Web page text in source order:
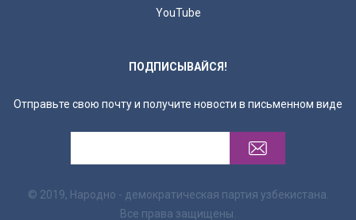
YouTube
ПОДПИСЫВАЙСЯ!
Отправьте свою почту и получите новости в письменном виде
© 2019, Народно - демократическая партия узбекистана.
Все права защищены.